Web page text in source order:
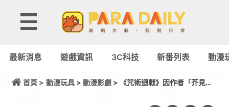
最新消息 遊戲資訊 3C科技 新番列表 動漫
首頁 > 動漫玩具> 動漫影劇 > 《咒術迴戰》因作者「芥見下